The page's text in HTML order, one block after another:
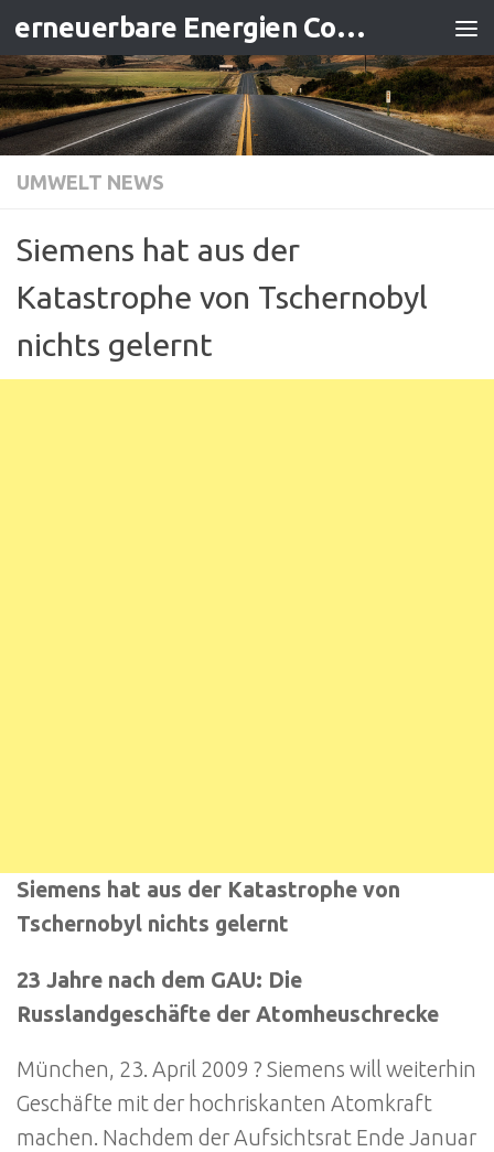
Zum Inhalt springen erneuerbare Energien Contracting
UMWELT NEWS
Siemens hat aus der
Katastrophe von Tschernobyl
nichts gelernt
Siemens hat aus der Katastrophe von
Tschernobyl nichts gelernt
23 Jahre nach dem GAU: Die
Russlandgeschäfte der Atomheuschrecke
München, 23. April 2009 ? Siemens will weiterhin
Geschäfte mit der hochriskanten Atomkraft
machen. Nachdem der Aufsichtsrat Ende Januar